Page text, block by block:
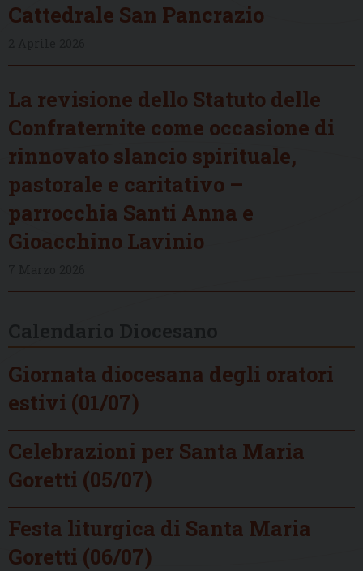
Cattedrale San Pancrazio
La revisione dello Statuto delle
Confraternite come occasione di
rinnovato slancio spirituale,
pastorale e caritativo –
parrocchia Santi Anna e
Gioacchino Lavinio
Giornata diocesana degli oratori
estivi (01/07)
Celebrazioni per Santa Maria
Goretti (05/07)
Festa liturgica di Santa Maria
Goretti (06/07)